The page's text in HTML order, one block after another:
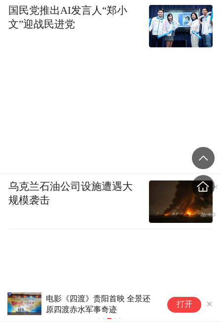
特朗普称将就上诉法院涉白宫宴
会厅项目裁决提起上诉
打开
国民党推出AI发言人“郑小
文”迎战民进党
乌克兰石油公司设施遭遇大
规模袭击